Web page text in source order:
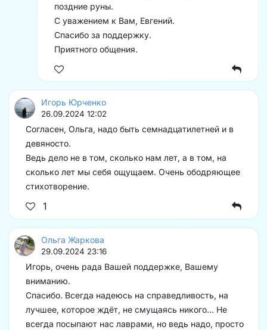
поздние руны.
С уважением к Вам, Евгений.
Спасибо за поддержку.
Приятного общения.
Игорь Юрченко
26.09.2024 12:02
Согласен, Ольга, надо быть семнадцатилетней и в
девяносто.
Ведь дело не в том, сколько нам лет, а в том, на
сколько лет мы себя ощущаем. Очень ободряющее
стихотворение.
1
Ольга Жаркова
29.09.2024 23:16
Игорь, очень рада Вашей поддержке, Вашему
вниманию.
Спасибо. Всегда надеюсь на справедливость, на
лучшее, которое ждёт, не смущаясь никого... Не
всегда посыпают нас лаврами, но ведь надо, просто